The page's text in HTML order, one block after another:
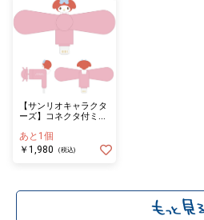
【サンリオキャラクタ
ーズ】コネクタ付ミニ
ｈｔｎｉｎｇ） マイ
メロディ
あと1個
￥1,980
(税込)